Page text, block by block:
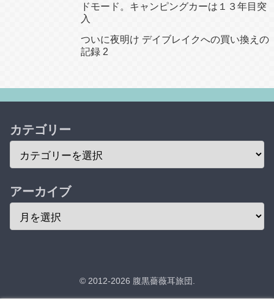
ドモード。キャンピングカーは１３年目突
入
ついに夜明け デイブレイクへの買い換えの
記録 2
カテゴリー
アーカイブ
© 2012-2026 腹黒薔薇耳旅団.